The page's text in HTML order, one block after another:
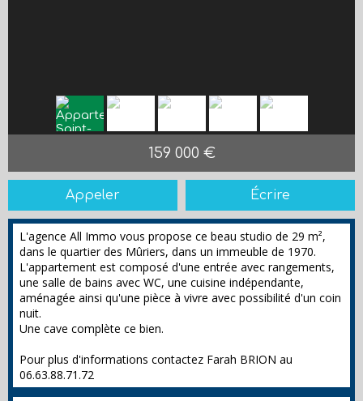
159 000 €
Appeler Écrire
L'agence All Immo vous propose ce beau studio de 29 m²,
dans le quartier des Mûriers, dans un immeuble de 1970.
L'appartement est composé d'une entrée avec rangements,
une salle de bains avec WC, une cuisine indépendante,
aménagée ainsi qu'une pièce à vivre avec possibilité d'un coin
nuit.
Une cave complète ce bien.
Pour plus d'informations contactez Farah BRION au
06.63.88.71.72